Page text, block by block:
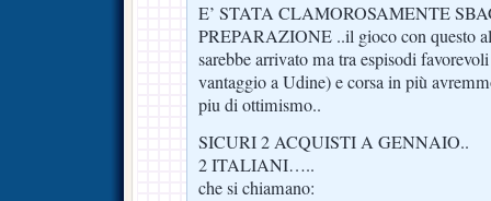
E’ STATA CLAMOROSAMENTE
PREPARAZIONE ..il gioco con questo
sarebbe arrivato ma tra espisodi
vantaggio a Udine) e corsa in più
piu di ottimismo..
SICURI 2 ACQUISTI A GENNAIO..
2 ITALIANI…..
che si chiamano: